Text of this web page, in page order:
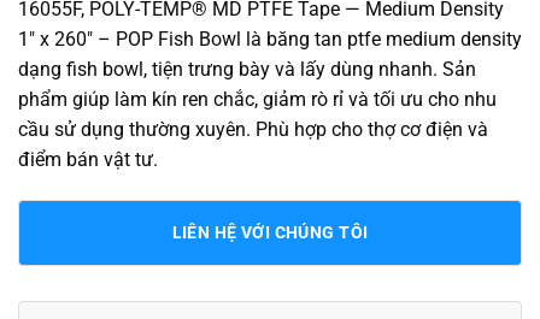
16055F, POLY-TEMP® MD PTFE Tape — Medium Density
1″ x 260″ – POP Fish Bowl là băng tan ptfe medium density
dạng fish bowl, tiện trưng bày và lấy dùng nhanh. Sản
phẩm giúp làm kín ren chắc, giảm rò rỉ và tối ưu cho nhu
cầu sử dụng thường xuyên. Phù hợp cho thợ cơ điện và
điểm bán vật tư.
LIÊN HỆ VỚI CHÚNG TÔI